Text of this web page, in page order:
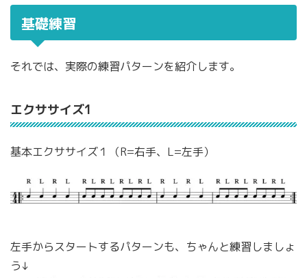
基礎練習
それでは、実際の練習パターンを紹介します。
エクササイズ1
基本エクササイズ１（R=右手、L=左手）
左手からスタートするパターンも、ちゃんと練習しましょ
う↓